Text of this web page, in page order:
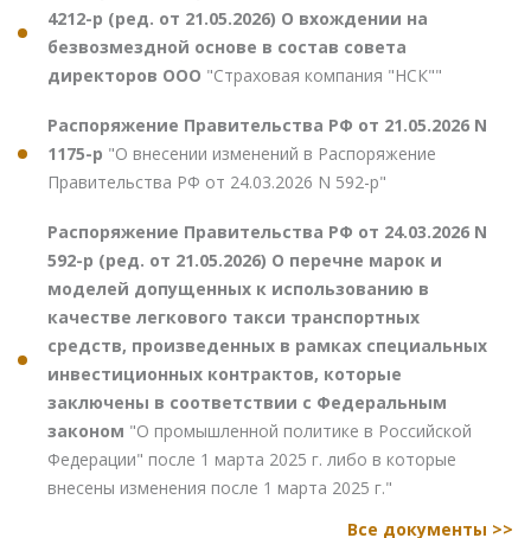
4212-р (ред. от 21.05.2026) О вхождении на
безвозмездной основе в состав совета
директоров ООО "Страховая компания "НСК""
Распоряжение Правительства РФ от 21.05.2026 N
1175-р "О внесении изменений в Распоряжение
Правительства РФ от 24.03.2026 N 592-р"
Распоряжение Правительства РФ от 24.03.2026 N
592-р (ред. от 21.05.2026) О перечне марок и
моделей допущенных к использованию в
качестве легкового такси транспортных
средств, произведенных в рамках специальных
инвестиционных контрактов, которые
заключены в соответствии с Федеральным
законом "О промышленной политике в Российской
Федерации" после 1 марта 2025 г. либо в которые
внесены изменения после 1 марта 2025 г."
Все документы >>